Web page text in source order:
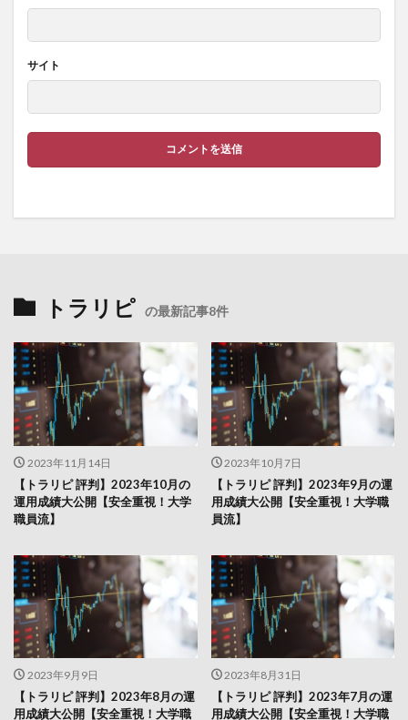
サイト
トラリピ の最新記事8件
2023年11月14日
【トラリピ 評判】2023年10月の
運用成績大公開【安全重視！大学
職員流】
2023年10月7日
【トラリピ 評判】2023年9月の運
用成績大公開【安全重視！大学職
員流】
2023年9月9日
【トラリピ 評判】2023年8月の運
用成績大公開【安全重視！大学職
2023年8月31日
【トラリピ 評判】2023年7月の運
用成績大公開【安全重視！大学職